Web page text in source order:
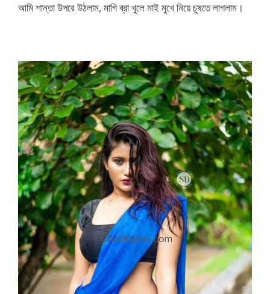
আমি শান্তা উপরে উঠলাম, মাগি ব্রা খুলে মাই মুখে নিয়ে চুষতে লাগলাম।